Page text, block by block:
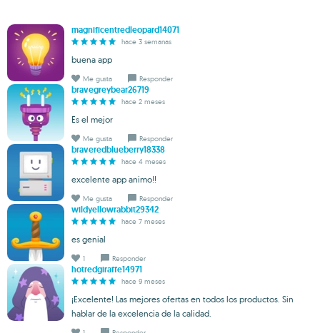
magnificentredleopard14071
hace 3 semanas
buena app
Me gusta Responder
bravegreybear26719
hace 2 meses
Es el mejor
Me gusta Responder
braveredblueberry18338
hace 4 meses
excelente app animo!!
Me gusta Responder
wildyellowrabbit29342
hace 7 meses
es genial
1 Responder
hotredgiraffe14971
hace 9 meses
¡Excelente! Las mejores ofertas en todos los productos. Sin
hablar de la excelencia de la calidad.